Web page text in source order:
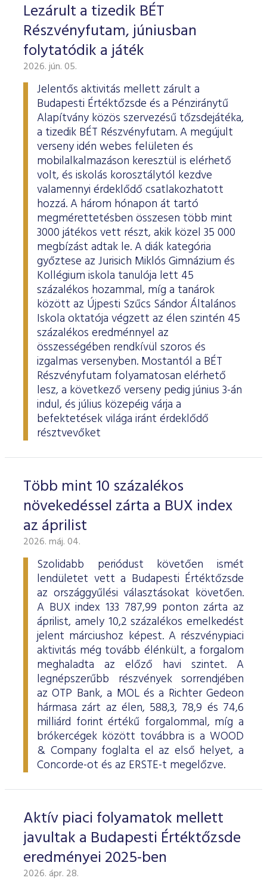
Lezárult a tizedik BÉT
Részvényfutam, júniusban
folytatódik a játék
2026. jún. 05.
Jelentős aktivitás mellett zárult a
Budapesti Értéktőzsde és a Pénziránytű
Alapítvány közös szervezésű tőzsdejátéka,
a tizedik BÉT Részvényfutam. A megújult
verseny idén webes felületen és
mobilalkalmazáson keresztül is elérhető
volt, és iskolás korosztálytól kezdve
valamennyi érdeklődő csatlakozhatott
hozzá. A három hónapon át tartó
megmérettetésben összesen több mint
3000 játékos vett részt, akik közel 35 000
megbízást adtak le. A diák kategória
győztese az Jurisich Miklós Gimnázium és
Kollégium iskola tanulója lett 45
százalékos hozammal, míg a tanárok
között az Újpesti Szűcs Sándor Általános
Iskola oktatója végzett az élen szintén 45
százalékos eredménnyel az
összességében rendkívül szoros és
izgalmas versenyben. Mostantól a BÉT
Részvényfutam folyamatosan elérhető
lesz, a következő verseny pedig június 3-án
indul, és július közepéig várja a
befektetések világa iránt érdeklődő
résztvevőket
Több mint 10 százalékos
növekedéssel zárta a BUX index
az áprilist
2026. máj. 04.
Szolidabb periódust követően ismét
lendületet vett a Budapesti Értéktőzsde
az országgyűlési választásokat követően.
A BUX index 133 787,99 ponton zárta az
áprilist, amely 10,2 százalékos emelkedést
jelent márciushoz képest. A részvénypiaci
aktivitás még tovább élénkült, a forgalom
meghaladta az előző havi szintet. A
legnépszerűbb részvények sorrendjében
az OTP Bank, a MOL és a Richter Gedeon
hármasa zárt az élen, 588,3, 78,9 és 74,6
milliárd forint értékű forgalommal, míg a
brókercégek között továbbra is a WOOD
& Company foglalta el az első helyet, a
Concorde-ot és az ERSTE-t megelőzve.
Aktív piaci folyamatok mellett
javultak a Budapesti Értéktőzsde
eredményei 2025-ben
2026. ápr. 28.